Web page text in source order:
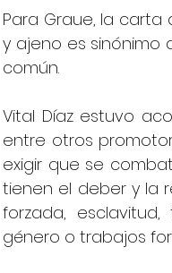
Para Graue, la
y ajeno es sinónimo
común.
Vital Díaz estuvo
entre otros
exigir que se
tienen el deber y la
forzada,
género o trabajos